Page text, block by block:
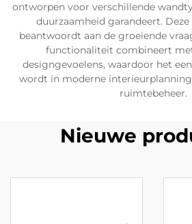
ontworpen voor verschillende
duurzaamheid garandeert.
beantwoordt aan de groeiende
functionaliteit combineert
designgevoelens, waardoor het
wordt in moderne
ruimtebeheer.
Nieuwe